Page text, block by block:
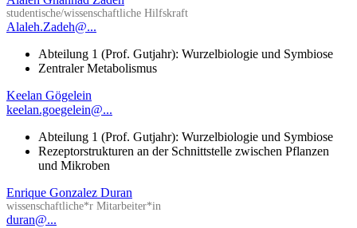
studentische/wissenschaftliche Hilfskraft
Alaleh.Zadeh@...
Abteilung 1 (Prof. Gutjahr): Wurzelbiologie und Symbiose
Zentraler Metabolismus
Keelan Gögelein
keelan.goegelein@...
Abteilung 1 (Prof. Gutjahr): Wurzelbiologie und Symbiose
Rezeptorstrukturen an der Schnittstelle zwischen Pflanzen
und Mikroben
Enrique Gonzalez Duran
wissenschaftliche*r Mitarbeiter*in
duran@...